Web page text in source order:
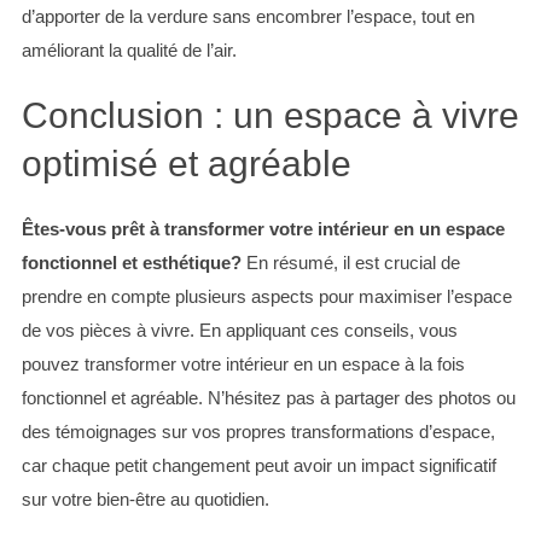
d’apporter de la verdure sans encombrer l’espace, tout en
améliorant la qualité de l’air.
Conclusion : un espace à vivre
optimisé et agréable
Êtes-vous prêt à transformer votre intérieur en un espace
fonctionnel et esthétique?En résumé, il est crucial de
prendre en compte plusieurs aspects pour maximiser l’espace
de vos pièces à vivre. En appliquant ces conseils, vous
pouvez transformer votre intérieur en un espace à la fois
fonctionnel et agréable. N’hésitez pas à partager des photos ou
des témoignages sur vos propres transformations d’espace,
car chaque petit changement peut avoir un impact significatif
sur votre bien-être au quotidien.